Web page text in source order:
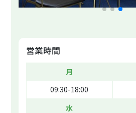
営業時間
月
09:30-18:00
水